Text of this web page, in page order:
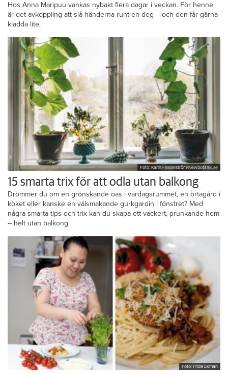
Hos Anna Maripuu vankas nybakt flera dagar i veckan. För henne
är det avkoppling att slå händerna runt en deg – och den får gärna
kladda lite.
Foto: Karin Hasselström/Newbotanic.se
15 smarta trix för att odla utan balkong
Drömmer du om en grönskande oas i vardagsrummet, en örtagård i
köket eller kanske en välsmakande gurkgardin i fönstret? Med
några smarta tips och trix kan du skapa ett vackert, prunkande hem
– helt utan balkong.
Foto: Frida Ekman